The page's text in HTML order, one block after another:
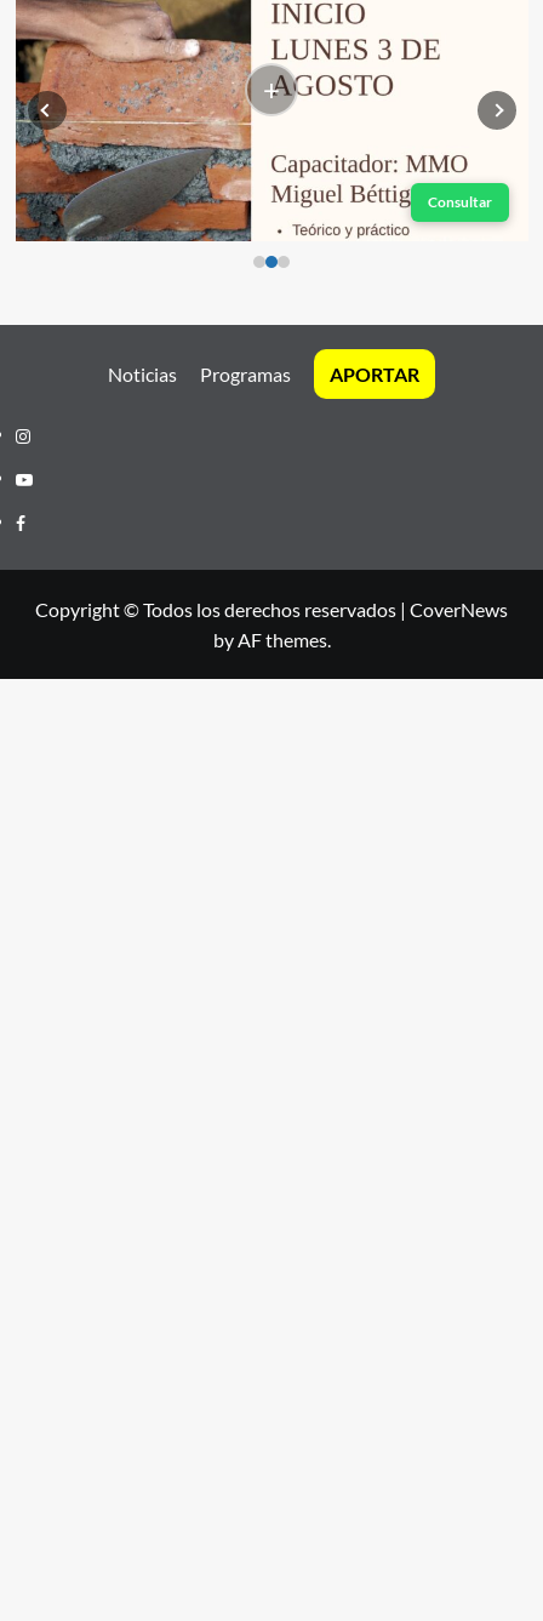
+
Consultar
Noticias Programas APORTAR
Instagram
Youtube
Facebook
Copyright © Todos los derechos reservados | CoverNews
by AF themes.